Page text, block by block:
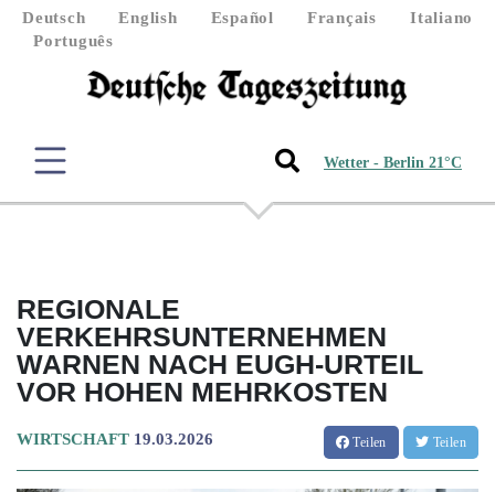
Deutsch English Español Français
Italiano
Português
Wetter - Berlin 21°C
REGIONALE
VERKEHRSUNTERNEHMEN
WARNEN NACH EUGH-URTEIL
VOR HOHEN MEHRKOSTEN
WIRTSCHAFT 19.03.2026 Teilen Teilen